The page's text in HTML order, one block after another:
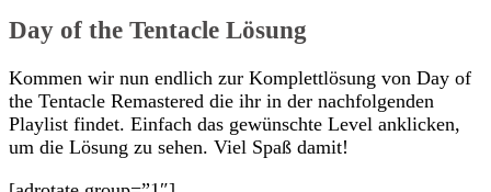
Day of the Tentacle Lösung
Kommen wir nun endlich zur Komplettlösung von Day of
the Tentacle Remastered die ihr in der nachfolgenden
Playlist findet. Einfach das gewünschte Level anklicken,
um die Lösung zu sehen. Viel Spaß damit!